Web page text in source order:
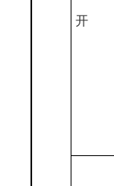
开